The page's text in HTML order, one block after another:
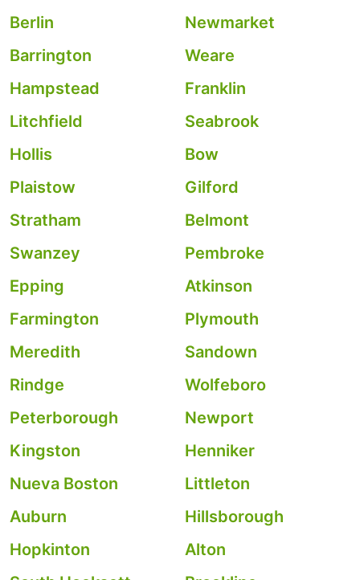
Berlin
Newmarket
Barrington
Weare
Hampstead
Franklin
Litchfield
Seabrook
Hollis
Bow
Plaistow
Gilford
Stratham
Belmont
Swanzey
Pembroke
Epping
Atkinson
Farmington
Plymouth
Meredith
Sandown
Rindge
Wolfeboro
Peterborough
Newport
Kingston
Henniker
Nueva Boston
Littleton
Auburn
Hillsborough
Hopkinton
Alton